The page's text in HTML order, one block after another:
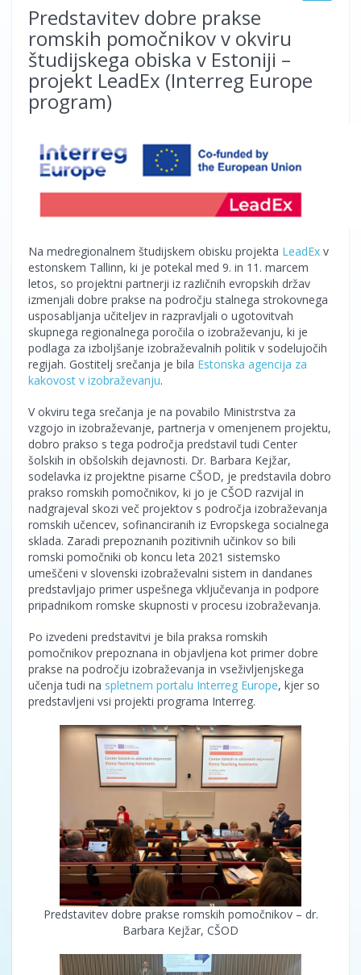
Predstavitev dobre prakse
romskih pomočnikov v okviru
študijskega obiska v Estoniji –
projekt LeadEx (Interreg Europe
program)
Na medregionalnem študijskem obisku projekta LeadEx v
estonskem Tallinn, ki je potekal med 9. in 11. marcem
letos, so projektni partnerji iz različnih evropskih držav
izmenjali dobre prakse na področju stalnega strokovnega
usposabljanja učiteljev in razpravljali o ugotovitvah
skupnega regionalnega poročila o izobraževanju, ki je
podlaga za izboljšanje izobraževalnih politik v sodelujočih
regijah. Gostitelj srečanja je bila Estonska agencija za
kakovost v izobraževanju.
V okviru tega srečanja je na povabilo Ministrstva za
vzgojo in izobraževanje, partnerja v omenjenem projektu,
dobro prakso s tega področja predstavil tudi Center
šolskih in obšolskih dejavnosti. Dr. Barbara Kejžar,
sodelavka iz projektne pisarne CŠOD, je predstavila dobro
prakso romskih pomočnikov, ki jo je CŠOD razvijal in
nadgrajeval skozi več projektov s področja izobraževanja
romskih učencev, sofinanciranih iz Evropskega socialnega
sklada. Zaradi prepoznanih pozitivnih učinkov so bili
romski pomočniki ob koncu leta 2021 sistemsko
umeščeni v slovenski izobraževalni sistem in dandanes
predstavljajo primer uspešnega vključevanja in podpore
pripadnikom romske skupnosti v procesu izobraževanja.
Po izvedeni predstavitvi je bila praksa romskih
pomočnikov prepoznana in objavljena kot primer dobre
prakse na področju izobraževanja in vseživljenjskega
učenja tudi na spletnem portalu Interreg Europe, kjer so
predstavljeni vsi projekti programa Interreg.
Predstavitev dobre prakse romskih pomočnikov – dr.
Barbara Kejžar, CŠOD